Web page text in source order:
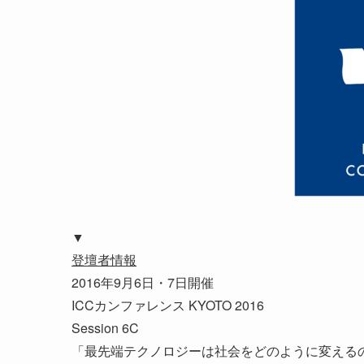
▼
登壇者情報
2016年9月6日・7日開催
ICCカンファレンス KYOTO 2016
Session 6C
「最先端テクノロジーは社会をどのように変える